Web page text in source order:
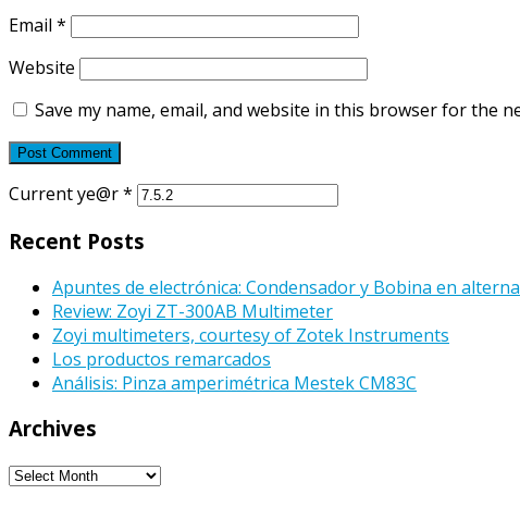
Email *
Website
Save my name, email, and website in this browser for the
Current ye@r*
Recent Posts
Apuntes de electrónica: Condensador y Bobina en alterna
Review: Zoyi ZT-300AB Multimeter
Zoyi multimeters, courtesy of Zotek Instruments
Los productos remarcados
Análisis: Pinza amperimétrica Mestek CM83C
Archives
Archives